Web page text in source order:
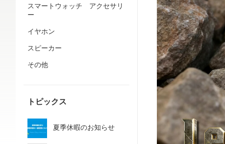
スマートウォッチ アクセサリ
ー
イヤホン
スピーカー
その他
トピックス
夏季休暇のお知らせ